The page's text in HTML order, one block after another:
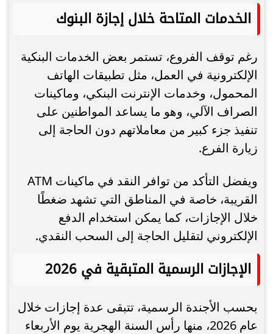
الخدمات المتاحة خلال إجازة البنوك
رغم توقف الفروع، تستمر بعض الخدمات البنكية
الإلكترونية في العمل، مثل تطبيقات الهاتف
المحمول، وخدمات الإنترنت البنكي، وماكينات
الصراف الآلي، وهو ما يساعد المواطنين على
تنفيذ جزء كبير من معاملاتهم دون الحاجة إلى
زيارة الفرع.
ويفضل التأكد من توافر النقد في ماكينات ATM
القريبة، خاصة في المناطق التي تشهد ضغطًا
خلال الإجازات، كما يمكن استخدام الدفع
الإلكتروني لتقليل الحاجة إلى السحب النقدي.
الإجازات الرسمية المتبقية في 2026
بحسب الأجندة الرسمية، تتبقى عدة إجازات خلال
عام 2026، منها رأس السنة الهجرية يوم الأربعاء